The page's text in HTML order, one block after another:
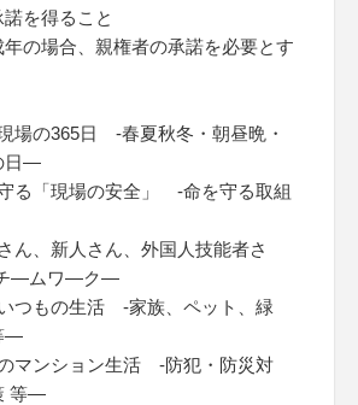
諾を得ること
の場合、親権者の承諾を必要とす
場の365日 -春夏秋冬・朝昼晩・
日―
守る「現場の安全」 -命を守る取組
ん、新人さん、外国人技能者さ
―ムワ―ク―
いつもの生活 -家族、ペット、緑
―
のマンション生活 -防犯・防災対
等―